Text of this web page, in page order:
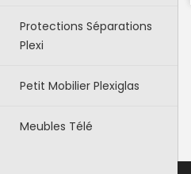
Protections Séparations
Plexi
Petit Mobilier Plexiglas
Meubles Télé
CHOISIR LES ÉLÉMENTS